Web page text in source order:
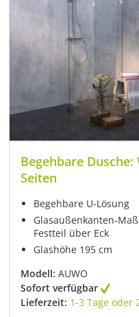
Begehbare
Seiten
Begehbare U-Lösung
Glasaußenkanten-
Festteil über Eck
Glashöhe 195 cm
Modell: AUWO
Sofort verfügbar
Lieferzeit: 1-3 Tage oder